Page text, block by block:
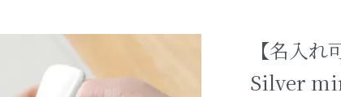
【名入
Silver